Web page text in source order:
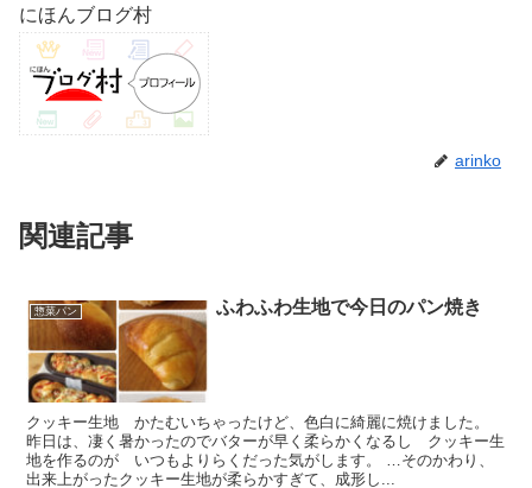
にほんブログ村
arinko
関連記事
惣菜パン ふわふわ生地で今日のパン焼き
クッキー生地 かたむいちゃったけど、色白に綺麗に焼けました。
昨日は、凄く暑かったのでバターが早く柔らかくなるし クッキー生
地を作るのが いつもよりらくだった気がします。 …そのかわり、
出来上がったクッキー生地が柔らかすぎて、成形し...